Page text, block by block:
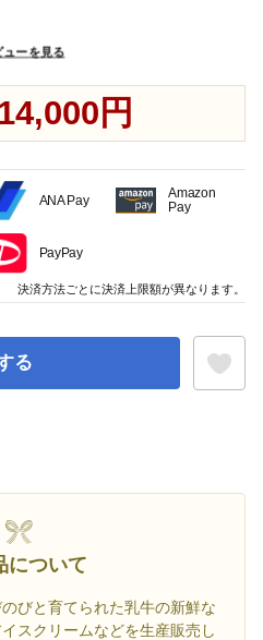
ーを見る
14,000円
る
について
びと育てられた乳牛の新鮮な
スクリームなどを生産販売し
ANA Pay
Amazon
Pay
PayPay
決済方法ごとに決済上限額が異なります。